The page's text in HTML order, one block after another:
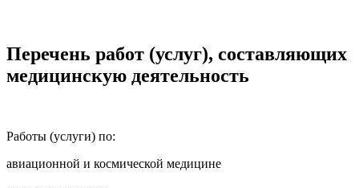
Перечень работ (услуг), составляющих
медицинскую деятельность
Работы (услуги) по:
авиационной и космической медицине